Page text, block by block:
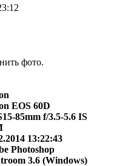
фото.
EOS 60D
85mm f/3.5-5.6 IS
13:22:43
Photoshop
3.6 (Windows)